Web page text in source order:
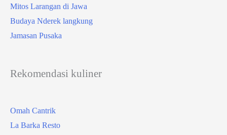
Mitos Larangan di Jawa
Budaya Nderek langkung
Jamasan Pusaka
Rekomendasi kuliner
Omah Cantrik
La Barka Resto